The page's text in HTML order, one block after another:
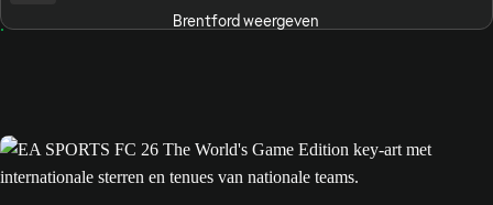
Brentford weergeven